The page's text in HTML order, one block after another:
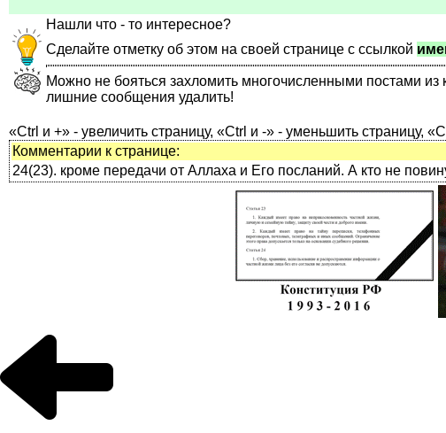
Нашли что - то интересное?
Сделайте отметку об этом на своей странице с ссылкой
Можно не бояться захломить многочисленными постами из
лишние сообщения удалить!
«Ctrl и +» - увеличить страницу, «Ctrl и -» - уменьшить страницу,
Комментарии к странице:
24(23). кроме передачи от Аллаха и Его посланий. А кто не